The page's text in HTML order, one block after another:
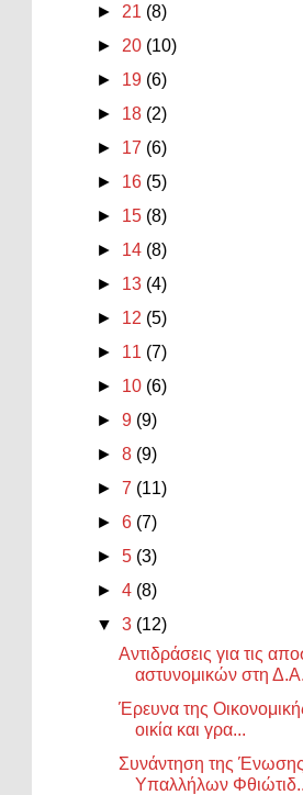
► 21 (8)
► 20 (10)
► 19 (6)
► 18 (2)
► 17 (6)
► 16 (5)
► 15 (8)
► 14 (8)
► 13 (4)
► 12 (5)
► 11 (7)
► 10 (6)
►9 (9)
►8 (9)
►7 (11)
►6 (7)
►5 (3)
►4 (8)
▼3 (12)
Αντιδράσεις για τις
αστυνομικών στη
Έρευνα της
οικία και γρα...
Συνάντηση της
Υπαλλήλων